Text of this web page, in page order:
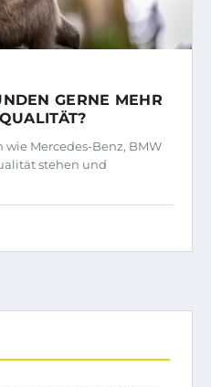
GERNE MEHR
wie Mercedes-Benz, BMW
stehen und